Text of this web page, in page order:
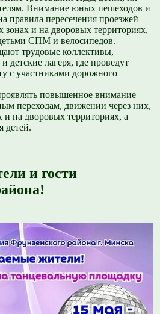
Внимание юных пешеходов и
правила пересечения проезжей
и на дворовых территориях,
СПМ и велосипедов.
трудовые коллективы,
детские лагеря, где проведут
с участниками дорожного
повышенное внимание
переходам, движении через них,
на дворовых территориях, а
детей.
и гости